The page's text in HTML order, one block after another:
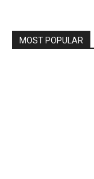
MOST POPULAR